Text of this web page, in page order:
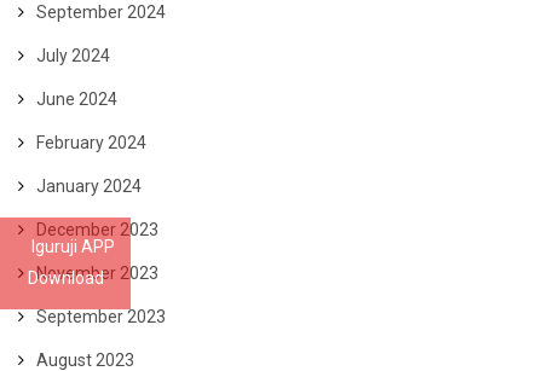
Iguruji APP
Download
September 2024
July 2024
June 2024
February 2024
January 2024
December 2023
November 2023
September 2023
August 2023